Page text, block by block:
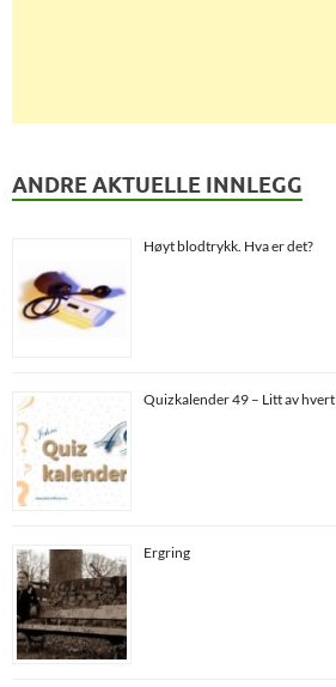
ANDRE AKTUELLE INNLEGG
Høyt blodtrykk. Hva er det?
Quizkalender 49 – Litt av hvert
Ergring